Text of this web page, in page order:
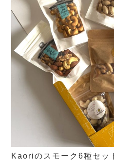
Kaoriのスモーク6種セッ